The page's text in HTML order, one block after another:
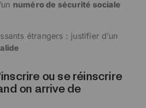
numéro de sécurité sociale
étrangers : justifier d’un
ou se réinscrire
on arrive de